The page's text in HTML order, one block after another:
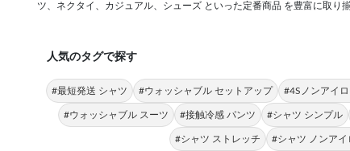
ツ、ネクタイ、カジュアル、シューズ といった定番商品 を豊富に取り
人気のタグで探す
#最短発送 シャツ #ウォッシャブル セットアップ #4Sノンアイ
#ウォッシャブル スーツ #接触冷感 パンツ #シャツ シンプル
#シャツ ストレッチ #シャツ ノンアイ